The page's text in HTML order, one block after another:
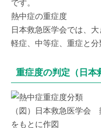
です。
熱中症の重症度
日本救急医学会では、
軽症、中等症、重症と分
重症度の判定（日本
（図）日本救急医学会
をもとに作図